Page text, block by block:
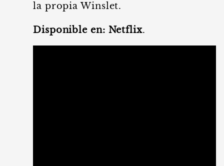
la propia Winslet.
Disponible en: Netflix.